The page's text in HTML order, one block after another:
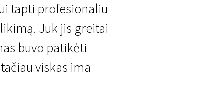
tapti profesionaliu
Juk jis greitai
buvo patikėti
viskas ima